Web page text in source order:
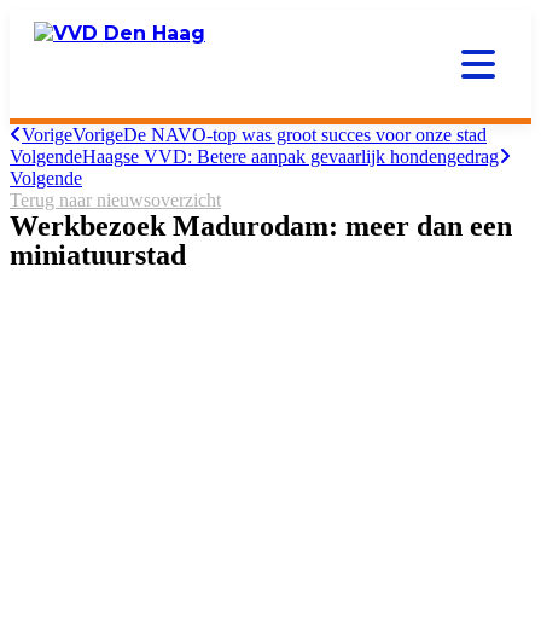
VorigeVorigeDe NAVO-top was groot succes voor onze stad
VolgendeHaagse VVD: Betere aanpak gevaarlijk hondengedrag
Volgende
Terug naar nieuwsoverzicht
Werkbezoek Madurodam: meer dan een
miniatuurstad